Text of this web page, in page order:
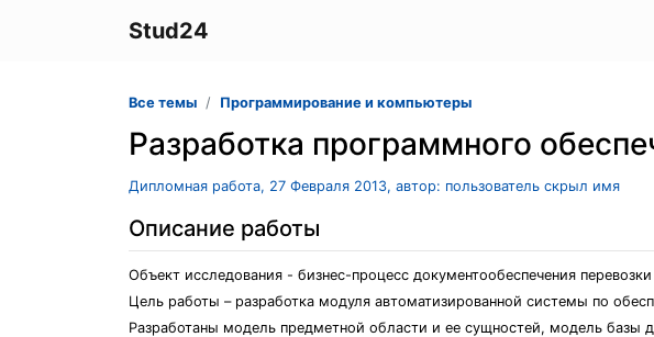
Stud24
Все темы Программирование и компьютеры
Разработка программного
Дипломная работа, 27 Февраля 2013, автор: пользователь скрыл имя
Описание работы
Объект исследования - бизнес-процесс документообеспечения
Цель работы – разработка модуля автоматизированной системы по
Разработаны модель предметной области и ее сущностей, модель